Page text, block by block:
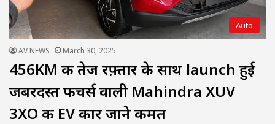
Auto
AV NEWS March 30, 2025
456KM की तेज रफ़्तार के साथ launch हुई
जबरदस्त फीचर्स वाली Mahindra XUV
3XO की EV कार जाने कीमत